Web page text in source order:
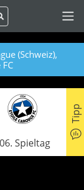
(Schweiz),
06. Spieltag
Tipp